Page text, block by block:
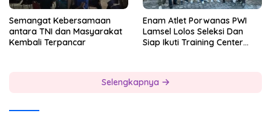
Semangat Kebersamaan
antara TNI dan Masyarakat
Kembali Terpancar
Enam Atlet Porwanas PWI
Lamsel Lolos Seleksi Dan
Siap Ikuti Training Center
Selengkapnya